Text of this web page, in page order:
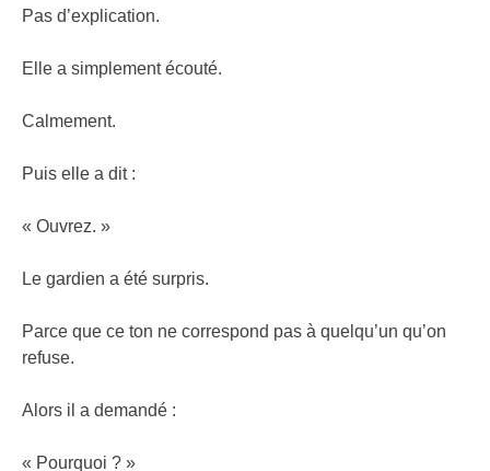
Pas d’explication.
Elle a simplement écouté.
Calmement.
Puis elle a dit :
« Ouvrez. »
Le gardien a été surpris.
Parce que ce ton ne correspond pas à quelqu’un qu’on
refuse.
Alors il a demandé :
« Pourquoi ? »